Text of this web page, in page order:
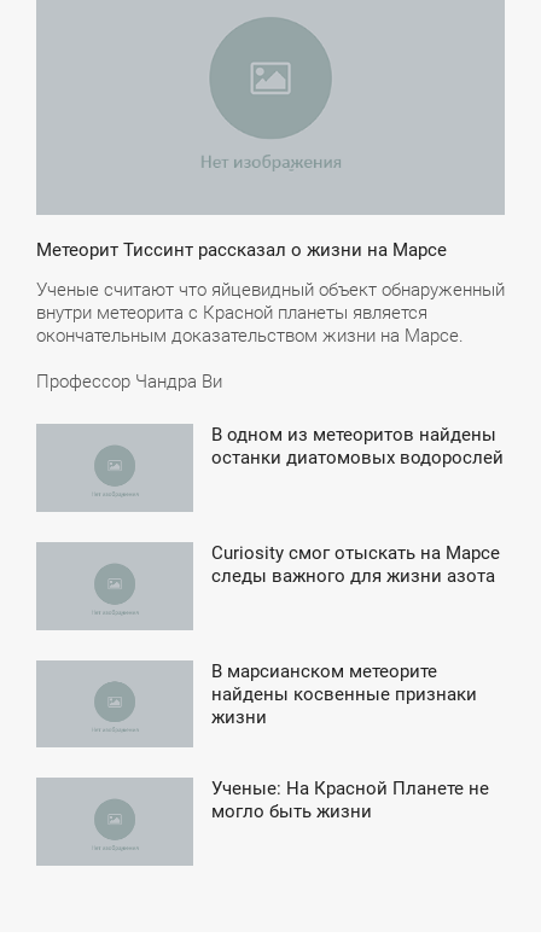
Метеорит Тиссинт рассказал о жизни на Марсе
Ученые считают что яйцевидный объект обнаруженный
внутри метеорита с Красной планеты является
окончательным доказательством жизни на Марсе.
Профессор Чандра Ви
В одном из метеоритов найдены
останки диатомовых водорослей
Curiosity смог отыскать на Марсе
следы важного для жизни азота
В марсианском метеорите
найдены косвенные признаки
жизни
Ученые: На Красной Планете не
могло быть жизни